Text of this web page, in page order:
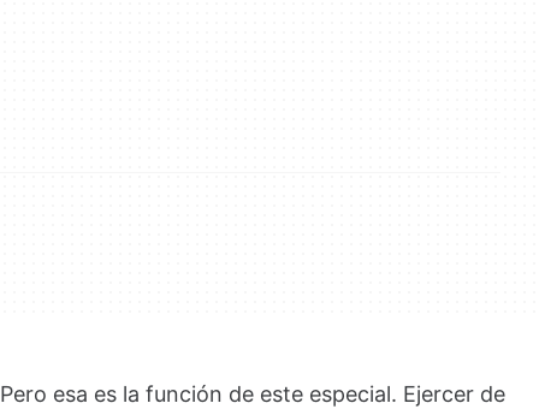
Pero esa es la función de este especial. Ejercer de